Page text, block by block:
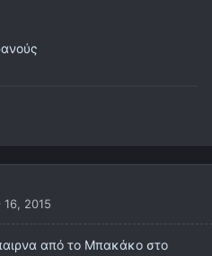
16, 2015
από το Μπακάκο στο